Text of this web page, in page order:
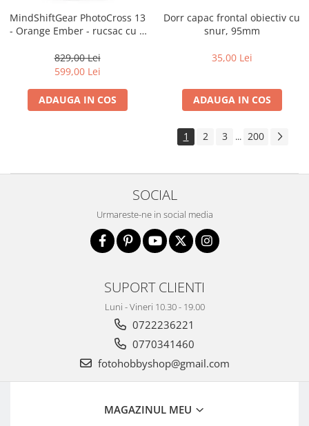
MindShiftGear PhotoCross 13
- Orange Ember - rucsac cu o
829,00 Lei
599,00 Lei
ADAUGA IN COS
Dorr capac frontal obiectiv cu
snur, 95mm
35,00 Lei
ADAUGA IN COS
1 2 3 ... 200
SOCIAL
Urmareste-ne in social media
SUPORT CLIENTI
Luni - Vineri 10.30 - 19.00
0722236221
0770341460
fotohobbyshop@gmail.com
MAGAZINUL MEU